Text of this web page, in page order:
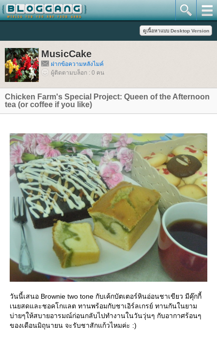
MusicCake
ฝากข้อความหลังไมค์
ผู้ติดตามบล็อก : 0 คน
Chicken Farm's Special Project: Queen of the Afternoon
tea (or coffee if you like)
วันนี้เสนอ Brownie two tone กับเค้กบัตเตอร์หินอ่อนชาเขียว มีคุ๊กกี้
เนยสดและชอคโกแลต ทานพร้อมกับชาเอิร์ลเกรย์ ทานกันในยาม
บ่ายๆให้สบายอารมณ์ก่อนกลับไปทำงานในวันวุ่นๆ กับอากาศร้อนๆ
ของเดือนมิถุนายน จะรับชาสักแก้วไหมค่ะ :)